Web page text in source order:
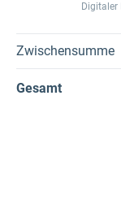
Digitaler
Zwischensumme
Gesamt